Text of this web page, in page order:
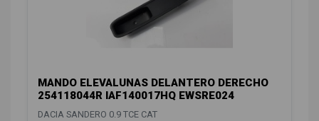
MANDO ELEVALUNAS DELANTERO DERECHO
254118044R IAF140017HQ EWSRE024
DACIA SANDERO 0.9 TCE CAT